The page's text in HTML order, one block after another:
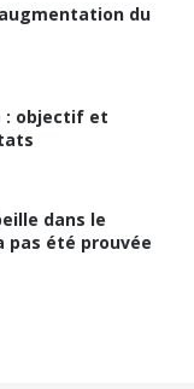
du
: objectif et
dans le
pas été prouvée